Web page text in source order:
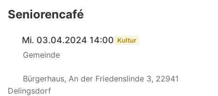
Seniorencafé
Mi. 03.04.2024 14:00 Kultur
Gemeinde
Bürgerhaus, An der Friedenslinde 3, 22941
Delingsdorf